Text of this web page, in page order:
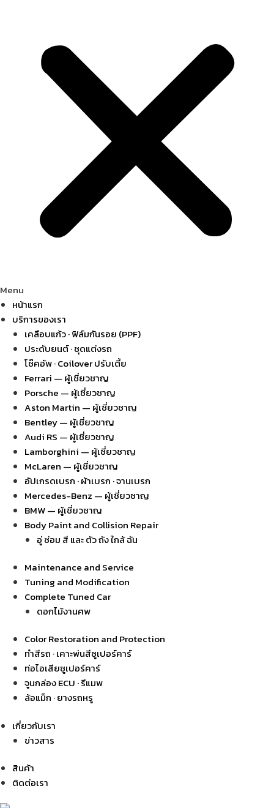
Menu
หน้าแรก
บริการของเรา
เคลือบแก้ว · ฟิล์มกันรอย (PPF)
ประดับยนต์ · ชุดแต่งรถ
โช๊คอัพ · Coilover ปรับเตี้ย
Ferrari — ผู้เชี่ยวชาญ
Porsche — ผู้เชี่ยวชาญ
Aston Martin — ผู้เชี่ยวชาญ
Bentley — ผู้เชี่ยวชาญ
Audi RS — ผู้เชี่ยวชาญ
Lamborghini — ผู้เชี่ยวชาญ
McLaren — ผู้เชี่ยวชาญ
อัปเกรดเบรก · ผ้าเบรก · จานเบรก
Mercedes-Benz — ผู้เชี่ยวชาญ
BMW — ผู้เชี่ยวชาญ
Body Paint and Collision Repair
อู่ ซ่อม สี และ ตัว ถัง ใกล้ ฉัน
Maintenance and Service
Tuning and Modification
Complete Tuned Car
ดอกไม้งานศพ
Color Restoration and Protection
ทำสีรถ · เคาะพ่นสีซูเปอร์คาร์
ท่อไอเสียซูเปอร์คาร์
จูนกล่อง ECU · รีแมพ
ล้อแม็ก · ยางรถหรู
เกี่ยวกับเรา
ข่าวสาร
สินค้า
ติดต่อเรา